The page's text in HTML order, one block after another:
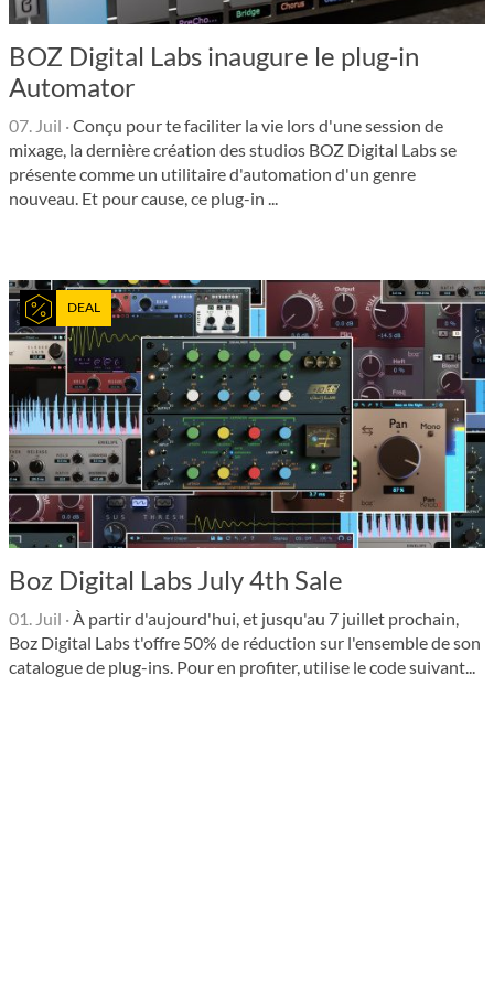
BOZ Digital Labs inaugure le plug-in
Automator
07. Juil ·Conçu pour te faciliter la vie lors d'une session de
mixage, la dernière création des studios BOZ Digital Labs se
présente comme un utilitaire d'automation d'un genre
nouveau. Et pour cause, ce plug-in ...
DEAL
Boz Digital Labs July 4th Sale
01. Juil · À partir d'aujourd'hui, et jusqu'au 7 juillet prochain,
Boz Digital Labs t'offre 50% de réduction sur l'ensemble de son
catalogue de plug-ins. Pour en profiter, utilise le code suivant...